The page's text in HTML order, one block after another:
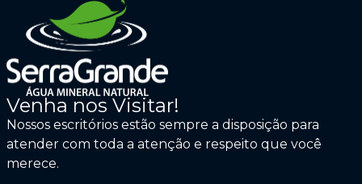
Venha nos Visitar!
Nossos escritórios estão sempre a disposição para
atender com toda a atenção e respeito que você
merece.